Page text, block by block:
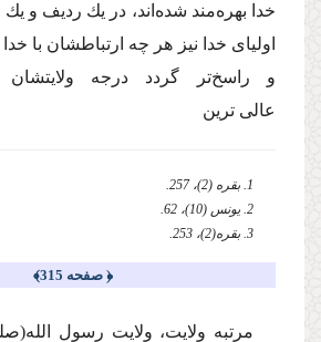
خدا بهره‌مند شده‌اند، در یك ردیف و یك
اولیاى خدا نیز هر چه ارتباطشان با
و راسخ‌تر گردد درجه ولایتشان
عالى ترین
1. بقره (2)، 257.
2. یونس (10)، 62.
3. بقره(2)، 253.
﴿ صفحه 315﴾
مرتبه ولایت، ولایت رسول الله